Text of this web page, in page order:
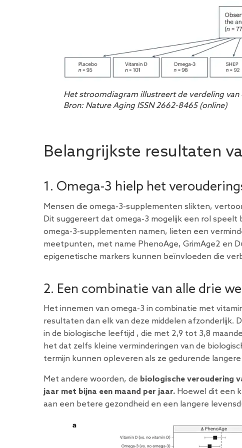
Het stroomdiagram illustreert de verdeling
Bron: Nature Aging ISSN 2662-8465 (online)
Belangrijkste resultaten
1. Omega-3 hielp het
Mensen die omega-3-supplementen slikten,
Dit suggereert dat omega-3 mogelijk een rol
omega-3-supplementen namen, lieten een
meetpunten, met name PhenoAge, GrimAge2 en
epigenetische markers kunnen beïnvloeden die
2. Een combinatie van alle drie
Het innemen van omega-3 in combinatie met
resultaten dan elk van deze middelen afzonderlijk.
in de biologische leeftijd , die met 2,9 tot 3,8
het dat zelfs kleine verminderingen van de
termijn kunnen opleveren als ze gedurende
Met andere woorden, de biologische veroudering
jaar met bijna een maand per jaar. Hoewel dit een
aan een betere gezondheid en een langere